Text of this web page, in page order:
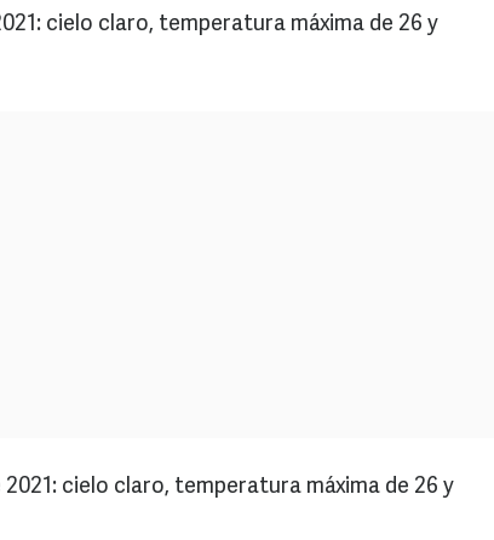
cielo claro, temperatura máxima de 26 y
cielo claro, temperatura máxima de 26 y